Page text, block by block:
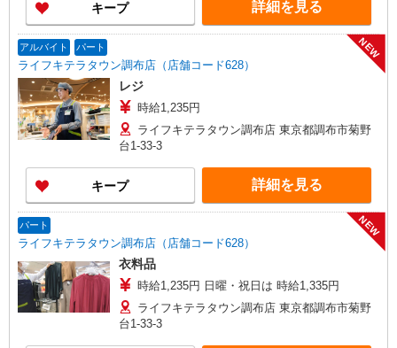
キープ 詳細を見る
アルバイト パート
ライフキテラタウン調布店（店舗コード628）
NEW
レジ
時給1,235円
ライフキテラタウン調布店 東京都調布市菊野
台1-33-3
キープ 詳細を見る
パート
ライフキテラタウン調布店（店舗コード628）
NEW
衣料品
時給1,235円 日曜・祝日は 時給1,335円
ライフキテラタウン調布店 東京都調布市菊野
台1-33-3